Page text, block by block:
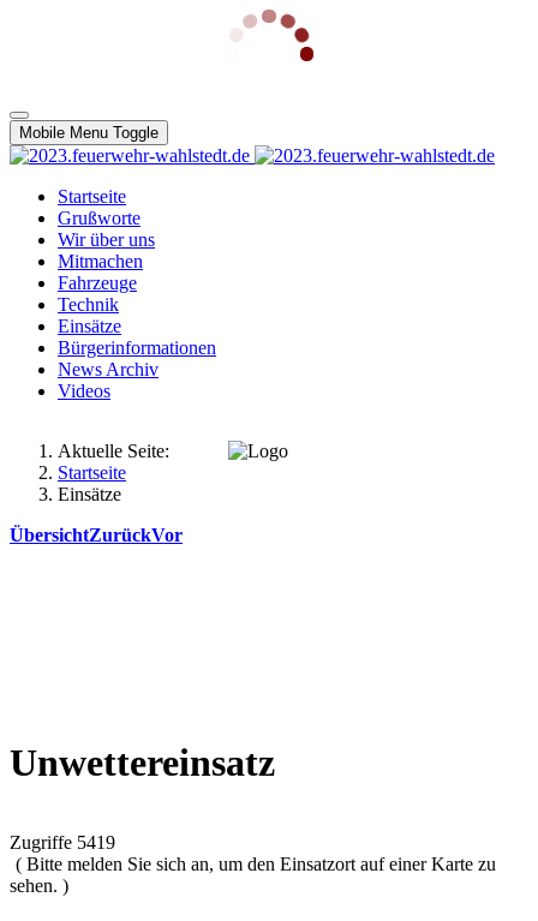
Mobile Menu Toggle
Startseite
Grußworte
Wir über uns
Mitmachen
Fahrzeuge
Technik
Einsätze
Bürgerinformationen
News Archiv
Videos
Aktuelle Seite:
Startseite
Einsätze
ÜbersichtZurückVor
Unwettereinsatz
Zugriffe 5419
( Bitte melden Sie sich an, um den Einsatzort auf einer Karte zu
sehen. )